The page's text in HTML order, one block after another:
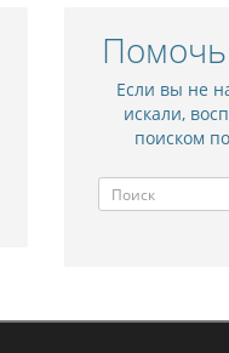
Если вы не
искали,
поиском